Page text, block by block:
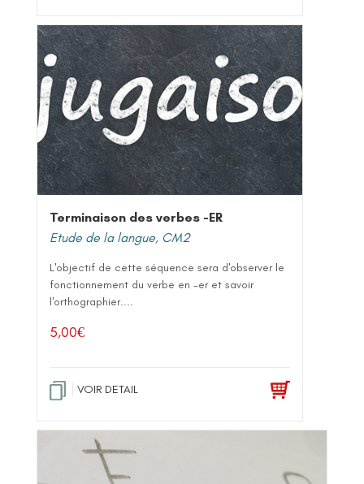
Terminaison des verbes -ER
Etude de la langue, CM2
L'objectif de cette séquence sera d'observer le
fonctionnement du verbe en -er et savoir
l'orthographier....
5,00€
VOIR DETAIL